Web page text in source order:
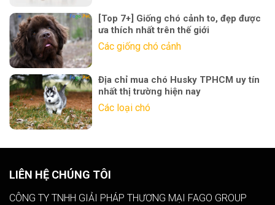
[Top 7+] Giống chó cảnh to, đẹp được
ưa thích nhất trên thế giới
Các giống chó cảnh
Địa chỉ mua chó Husky TPHCM uy tín
nhất thị trường hiện nay
Các loại chó
LIÊN HỆ CHÚNG TÔI
CÔNG TY TNHH GIẢI PHÁP THƯƠNG MẠI FAGO GROUP